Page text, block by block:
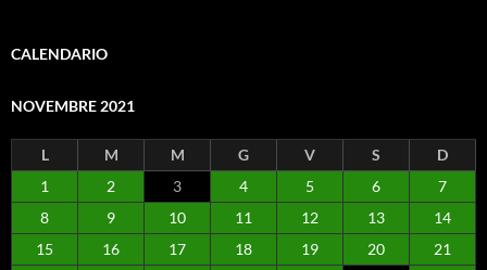
CALENDARIO
NOVEMBRE 2021
L M M G V S
D
1
2 3 4 5 6
7
8
9 10 11 12 13
14
15
16 17 18 19 20
21